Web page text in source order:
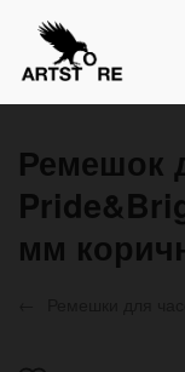
Ремешок
мм